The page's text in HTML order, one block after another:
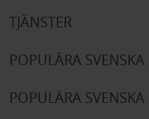
TJÄNSTER
POPULÄRA SVENSKA
POPULÄRA SVENSKA